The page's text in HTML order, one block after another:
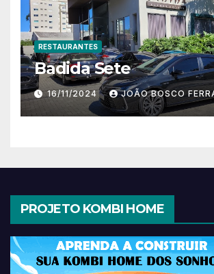
RESTAURANTES
Badida Sete
16/11/2024 JOÃO BOSCO
PROJETO KOMBI HOME